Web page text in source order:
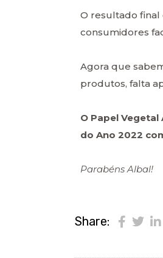
O resultado final
consumidores
Agora que
produtos, falta
O Papel
do Ano 2022
ParabénsAlbal!
Share: